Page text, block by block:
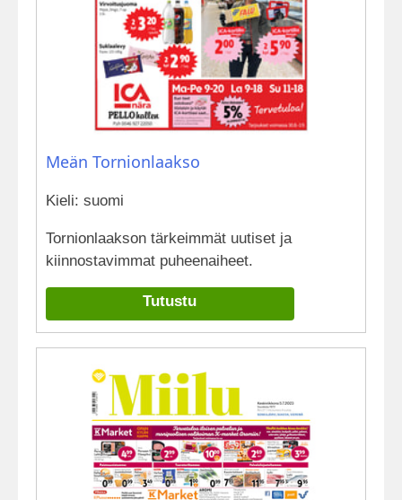
Meän Tornionlaakso
Kieli: suomi
Tornionlaakson tärkeimmät uutiset ja
kiinnostavimmat puheenaiheet.
Tutustu